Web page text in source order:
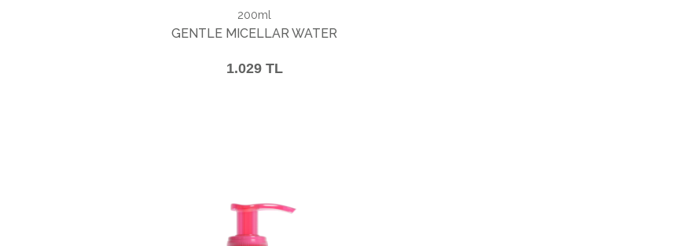
200ml
GENTLE MICELLAR WATER
1.029 TL